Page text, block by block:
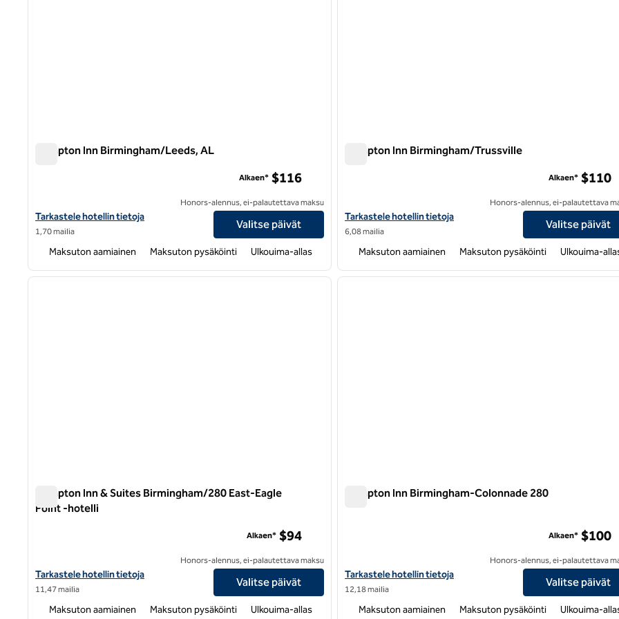
Hampton Inn Birmingham/Leeds, AL
Katso hotellitiedot kohteesta Hampton Inn Birmingham/Leeds, AL
Tarkastele hotellin tietoja
1,70 mailia
Alkaen* $116
Honors-alennus, ei-palautettava maksu
Valitse päivät
Maksuton aamiainen Maksuton pysäköinti Ulkouima-allas
Hampton Inn Birmingham/Trussville
Katso Hampton Inn Birmingham/Trussville -hotellin tiedot
Tarkastele hotellin tietoja
6,08 mailia
Alkaen* $110
Honors-alennus, ei-palautettava
Valitse päivät
Maksuton aamiainen Maksuton pysäköinti Ulkouima-
1/12
seuraava kuva
Hampton Inn & Suites Birmingham/280 East-Eagle
Point -hotelli
Näytä Hampton Inn & Suites Birmingham/280 East-Eagle Point -hotellin tiedot
Tarkastele hotellin tietoja
11,47 mailia
Alkaen* $94
Honors-alennus, ei-palautettava maksu
Valitse päivät
Maksuton aamiainen Maksuton pysäköinti Ulkouima-allas
1/12
Hampton Inn Birmingham-Colonnade 280
Katso Hampton Inn Birmingham-Colonnaden hotellitiedot 280
Tarkastele hotellin tietoja
12,18 mailia
Alkaen* $100
Honors-alennus, ei-palautettava
Valitse päivät
Maksuton aamiainen Maksuton pysäköinti Ulkouima-